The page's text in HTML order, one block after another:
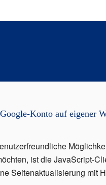
Konto auf eigener
ist die JavaScript-
Seitenaktualisierung mit